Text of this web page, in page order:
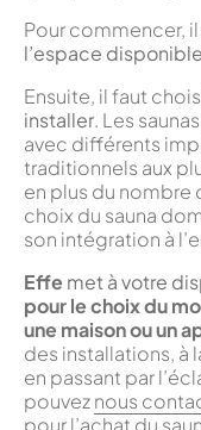
Pour commencer,
l’espace
Ensuite, il faut
installer. Les
avec différents
traditionnels aux
en plus du nombre
choix du sauna
son intégration à
Effemet à votre
pour le choix du
une maison ou un
des installations, à
en passant par
pouveznous
pour l’achat du